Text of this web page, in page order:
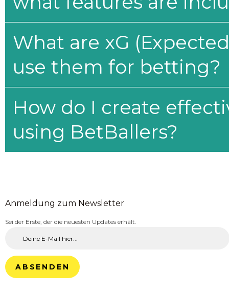
What are xG
use them for betting?
How do I create
using BetBallers?
Anmeldung zum Newsletter
Sei der Erste, der die neuesten Updates erhält.
ABSENDEN